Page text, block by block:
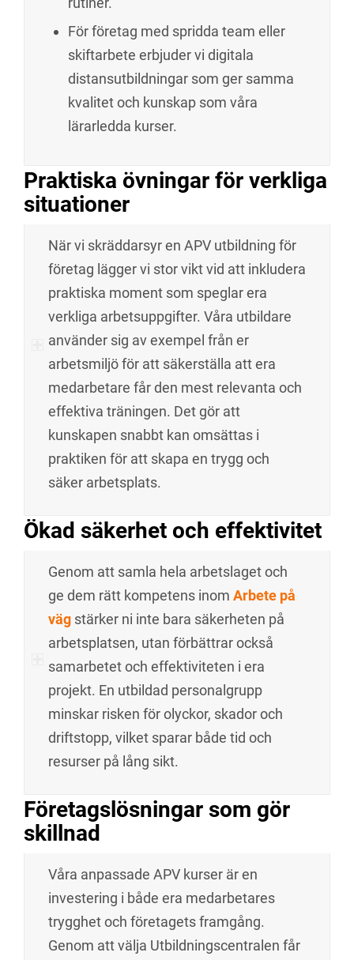
För företag med spridda team eller
skiftarbete erbjuder vi digitala
distansutbildningar som ger samma
kvalitet och kunskap som våra
lärarledda kurser.
Praktiska övningar för verkliga
situationer
När vi skräddarsyr en APV utbildning för
företag lägger vi stor vikt vid att inkludera
praktiska moment som speglar era
verkliga arbetsuppgifter. Våra utbildare
använder sig av exempel från er
arbetsmiljö för att säkerställa att era
medarbetare får den mest relevanta och
effektiva träningen. Det gör att
kunskapen snabbt kan omsättas i
praktiken för att skapa en trygg och
säker arbetsplats.
Ökad säkerhet och effektivitet
Genom att samla hela arbetslaget och
ge dem rätt kompetens inom Arbete på
väg stärker ni inte bara säkerheten på
arbetsplatsen, utan förbättrar också
samarbetet och effektiviteten i era
projekt. En utbildad personalgrupp
minskar risken för olyckor, skador och
driftstopp, vilket sparar både tid och
resurser på lång sikt.
Företagslösningar som gör
skillnad
Våra anpassade APV kurser är en
investering i både era medarbetares
trygghet och företagets framgång.
Genom att välja Utbildningscentralen får